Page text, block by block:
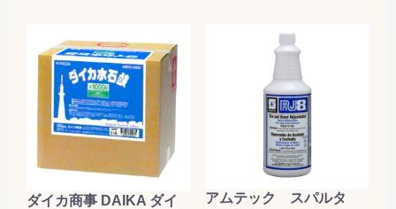
ダイカ商事 DAIKA ダイ
アムテック スパルタ